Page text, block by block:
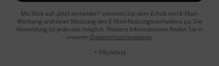
Mit Klick auf „Jetzt anmelden“ stimmen Sie dem Erhalt von E-Mail-
Werbung und einer Messung des E-Mail-Nutzungsverhaltens zu. Die
Abmeldung ist jederzeit möglich. Weitere Informationen finden Sie in
unseren Datenschutzhinweisen.
* Pflichtfeld